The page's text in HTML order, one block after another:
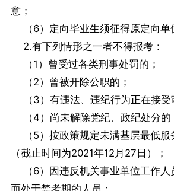
意；
（6）定向毕业生须征得原定向单
2.有下列情形之一者不得报考：
（1）曾受过各类刑事处罚的；
（2）曾被开除公职的；
（3）有违法、违纪行为正在接受
（4）尚未解除党纪、政纪处分的
（5）按政策规定未满基层最低服
（截止时间为2021年12月27日）；
（6）因违反机关事业单位工作人